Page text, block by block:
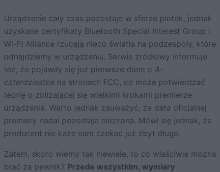
Urządzenie cały czas pozostaje w sferze plotek, jednak
uzyskane certyfikaty Bluetooth Special Interest Group i
Wi-Fi Alliance rzucają nieco światła na podzespoły, które
odnajdziemy w urządzeniu. Serwis źródłowy informuje
też, że pojawiły się już pierwsze dane o A-
czterdziestce na stronach FCC, co może potwierdzać
teorię o zbliżającej się wielkimi krokami premierze
urządzenia. Warto jednak zauważyć, że data oficjalnej
premiery nadal pozostaje nieznana. Mówi się jednak, że
producent nie każe nam czekać już zbyt długo.
Zatem, skoro wiemy tak niewiele, to co właściwie można
brać za pewnik? Przede wszystkim, wymiary